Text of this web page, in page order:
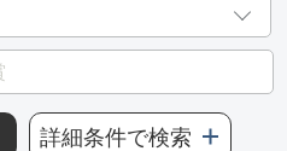
詳細条件で検索